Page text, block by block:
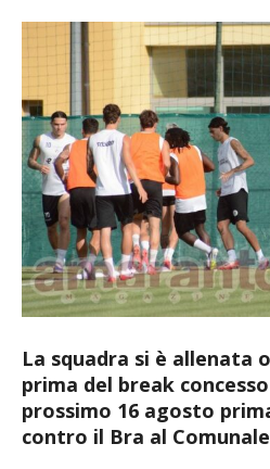
La squadra si è allenata
prima del break
prossimo 16 agosto
contro il Bra al